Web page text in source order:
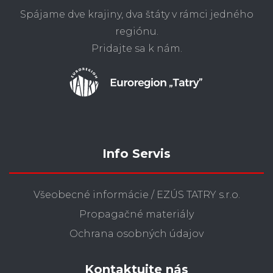
Spájame dve krajiny, dva štáty v rámci jedného
regiónu.
Pridajte sa k nám.
Info Servis
Všeobecné informácie / EZÚS TATRY s.r.o.
Propagačné materiály
Ochrana osobných údajov
Kontaktujte nás